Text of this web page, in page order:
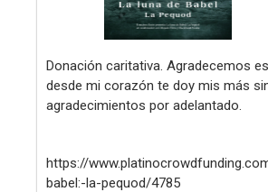
Donación caritativa. Agradecemos
desde mi corazón te doy mis más
agradecimientos por adelantado.
https://
babel:-la-pequod/4785